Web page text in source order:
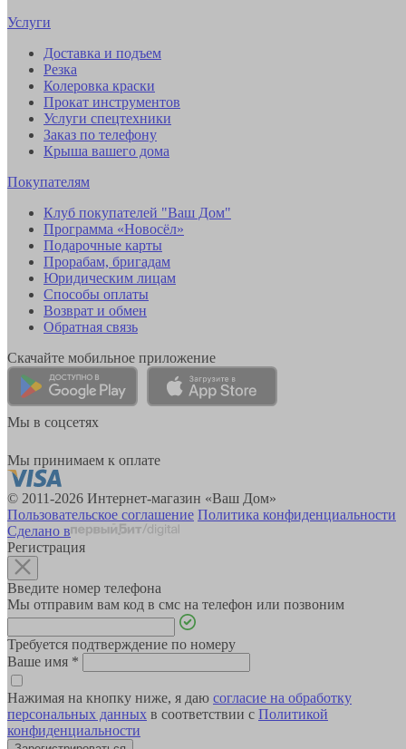
Услуги
Доставка и подъем
Резка
Колеровка краски
Прокат инструментов
Услуги спецтехники
Заказ по телефону
Крыша вашего дома
Покупателям
Клуб покупателей "Ваш Дом"
Программа «Новосёл»
Подарочные карты
Прорабам, бригадам
Юридическим лицам
Способы оплаты
Возврат и обмен
Обратная связь
Скачайте мобильное приложение
Мы в соцсетях
Мы принимаем к оплате
© 2011-2026 Интернет-магазин «Ваш Дом»
Пользовательское соглашение Политика конфиденциальности
Сделано в
Регистрация
Введите номер телефона
Мы отправим вам код в смс на телефон или позвоним
Требуется подтверждение по номеру
Ваше имя *
Нажимая на кнопку ниже, я даю согласие на обработку
персональных данных в соответствии с Политикой
конфиденциальности